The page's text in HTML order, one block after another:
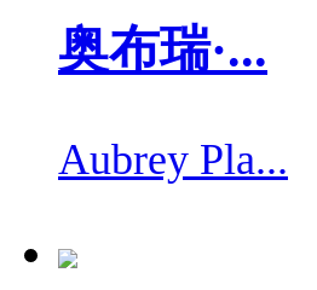
奥布瑞·...
Aubrey Pla...